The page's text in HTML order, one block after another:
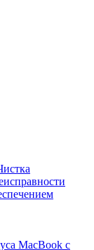
MacBook с